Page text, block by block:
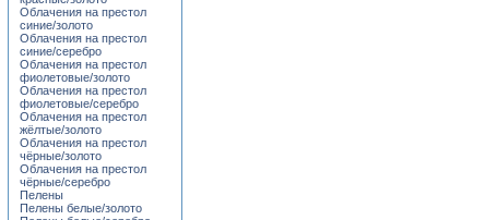
Облачения на престол
синие/золото
Облачения на престол
синие/серебро
Облачения на престол
фиолетовые/золото
Облачения на престол
фиолетовые/серебро
Облачения на престол
жёлтые/золото
Облачения на престол
чёрные/золото
Облачения на престол
чёрные/серебро
Пелены
Пелены белые/золото